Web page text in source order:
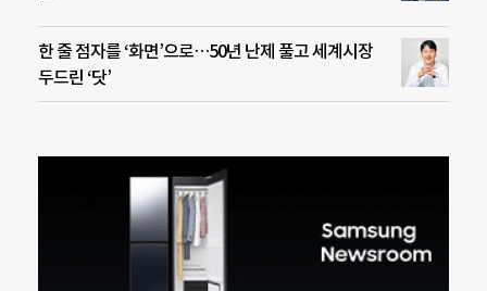
한 줄 점자를 ‘화면’으로…50년 난제 풀고 세계시장
두드린 ‘닷’